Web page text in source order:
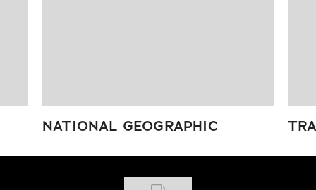
NATIONAL GEOGRAPHIC